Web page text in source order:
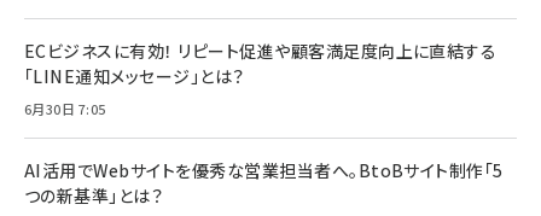
ECビジネスに有効！ リピート促進や顧客満足度向上に直結する
「LINE通知メッセージ」とは？
6月30日 7:05
AI活用でWebサイトを優秀な営業担当者へ。BtoBサイト制作「5
つの新基準」とは？